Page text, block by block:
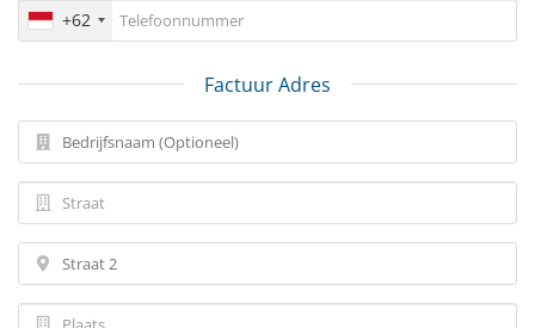
+62
Factuur Adres